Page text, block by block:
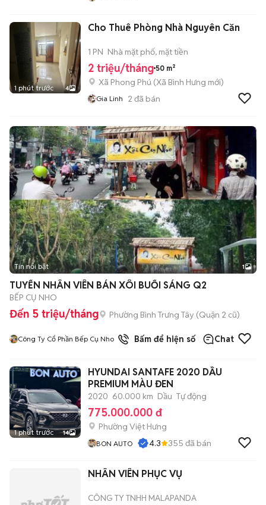
1 phút trước 4
Cho Thuê Phòng Nhà Nguyên Căn
1 PN Nhà mặt phố, mặt tiền
2 triệu/tháng 50 m²
Xã Phong Phú (Xã Bình Hưng mới)
Gia Linh 2 đã bán
Tin nổi bật 1
TUYỂN NHÂN VIÊN BÁN XÔI BUỔI SÁNG Q2
BẾP CỤ NHO
Đến 5 triệu/tháng Phường Bình Trưng Tây (Quận 2 cũ)
Công Ty Cổ Phần Bếp Cụ Nho Bấm để hiện số Chat
1 phút trước 14
HYUNDAI SANTAFE 2020 DẦU
PREMIUM MÀU ĐEN
2020 60.000 km Dầu Tự động
775.000.000 đ
Phường Việt Hưng
BON AUTO 4.3 355 đã bán
NHÂN VIÊN PHỤC VỤ
CÔNG TY TNHH MALAPANDA